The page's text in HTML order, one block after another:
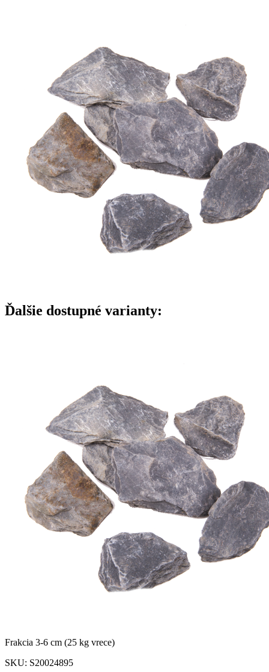
Ďalšie dostupné varianty:
Frakcia 3-6 cm (25 kg vrece)
SKU: S20024895